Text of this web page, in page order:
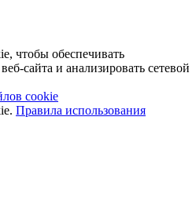
чтобы обеспечивать
сайта и анализировать сетевой
cookie
Правила использования